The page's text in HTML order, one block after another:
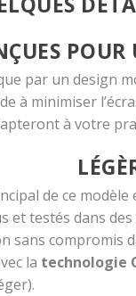
par un design
à minimiser
à votre
de ce
et testés dans
sans compromis
la technologie